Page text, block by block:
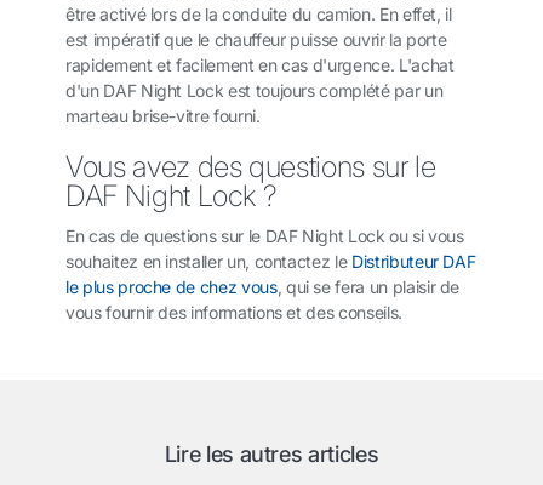
être activé lors de la conduite du camion. En effet, il
est impératif que le chauffeur puisse ouvrir la porte
rapidement et facilement en cas d'urgence. L'achat
d'un DAF Night Lock est toujours complété par un
marteau brise-vitre fourni.
Vous avez des questions sur le
DAF Night Lock ?
En cas de questions sur le DAF Night Lock ou si vous
souhaitez en installer un, contactez le Distributeur DAF
le plus proche de chez vous, qui se fera un plaisir de
vous fournir des informations et des conseils.
Lire les autres articles